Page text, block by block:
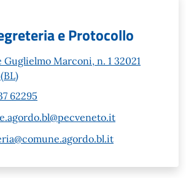
e Protocollo
Guglielmo Marconi, n. 1 32021
62295